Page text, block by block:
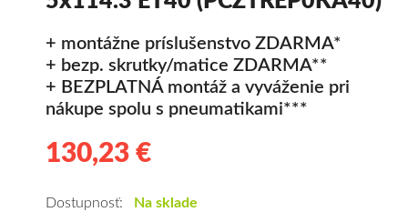
+ montážne príslušenstvo ZDARMA*
+ bezp. skrutky/matice ZDARMA**
+ BEZPLATNÁ montáž a vyváženie pri
nákupe spolu s pneumatikami***
130,23 €
Dezent
Dostupnosť: Na sklade